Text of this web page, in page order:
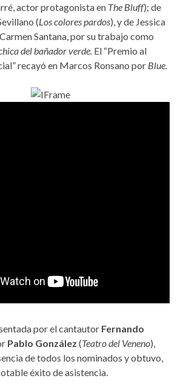
actor protagonista en The Bluff); de
(Los colores pardos), y de Jessica
Santana, por su trabajo como
del bañador verde. El “Premio al
recayó en Marcos Ronsano por Blue.
por el cantautor Fernando
Pablo González (Teatro del Veneno),
de todos los nominados y obtuvo,
éxito de asistencia.